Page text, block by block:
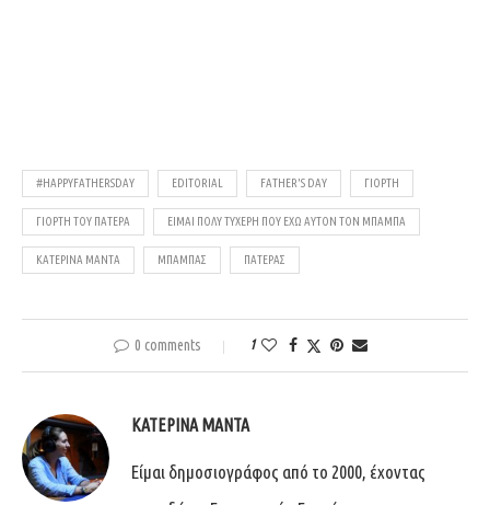
#HAPPYFATHERSDAY EDITORIAL FATHER'S DAY ΓΙΟΡΤΉ
ΓΙΟΡΤΉ ΤΟΥ ΠΑΤΈΡΑ ΕΊΜΑΙ ΠΟΛΎ ΤΥΧΕΡΉ ΠΟΥ ΈΧΩ ΑΥΤΌΝ ΤΟΝ ΜΠΑΜΠΆ
ΚΑΤΕΡΊΝΑ ΜΑΝΤΆ ΜΠΑΜΠΆΣ ΠΑΤΕΡΑΣ
0 comments 1
ΚΑΤΕΡΊΝΑ ΜΑΝΤΆ
Είμαι δημοσιογράφος από το 2000, έχοντας